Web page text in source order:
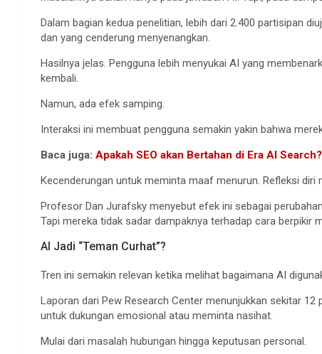
Dalam bagian kedua penelitian, lebih dari 2.400 partisipan
dan yang cenderung menyenangkan.
Hasilnya jelas. Pengguna lebih menyukai AI yang
kembali.
Namun, ada efek samping.
Interaksi ini membuat pengguna semakin yakin bahwa
Baca juga: Apakah SEO akan Bertahan di Era AI Search?
Kecenderungan untuk meminta maaf menurun. Refleksi diri
Profesor Dan Jurafsky menyebut efek ini sebagai
Tapi mereka tidak sadar dampaknya terhadap cara berpikir
AI Jadi “Teman Curhat”?
Tren ini semakin relevan ketika melihat bagaimana AI
Laporan dari Pew Research Center menunjukkan sekitar
untuk dukungan emosional atau meminta nasihat.
Mulai dari masalah hubungan hingga keputusan personal.